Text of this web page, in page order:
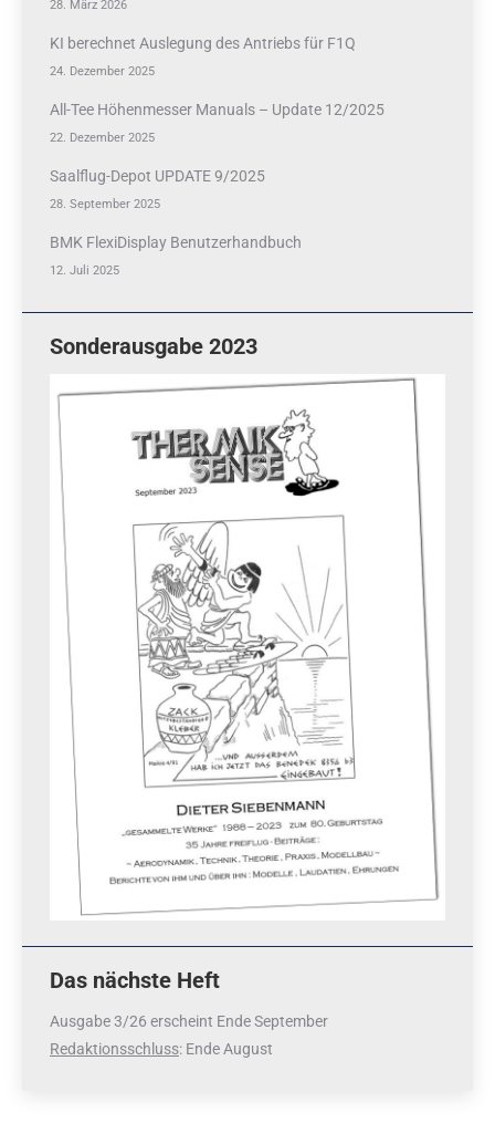
28. März 2026
KI berechnet Auslegung des Antriebs für F1Q
24. Dezember 2025
All-Tee Höhenmesser Manuals – Update 12/2025
22. Dezember 2025
Saalflug-Depot UPDATE 9/2025
28. September 2025
BMK FlexiDisplay Benutzerhandbuch
12. Juli 2025
Sonderausgabe 2023
Das nächste Heft
Ausgabe 3/26 erscheint Ende September
Redaktionsschluss: Ende August